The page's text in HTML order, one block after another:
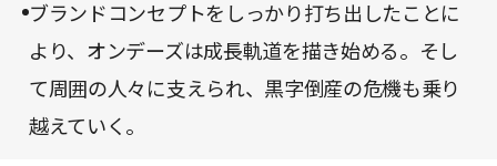
ブランドコンセプトをしっかり打ち出したことに
より、オンデーズは成長軌道を描き始める。そし
て周囲の人々に支えられ、黒字倒産の危機も乗り
越えていく。